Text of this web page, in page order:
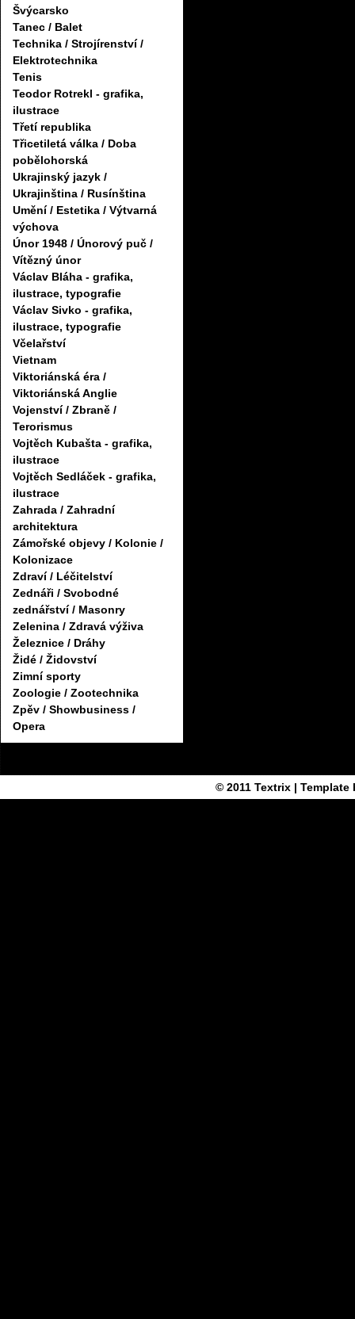
Švýcarsko
Tanec / Balet
Technika / Strojírenství /
Elektrotechnika
Tenis
Teodor Rotrekl - grafika,
ilustrace
Třetí republika
Třicetiletá válka / Doba
pobělohorská
Ukrajinský jazyk /
Ukrajinština / Rusínština
Umění / Estetika / Výtvarná
výchova
Únor 1948 / Únorový puč /
Vítězný únor
Václav Bláha - grafika,
ilustrace, typografie
Václav Sivko - grafika,
ilustrace, typografie
Včelařství
Vietnam
Viktoriánská éra /
Viktoriánská Anglie
Vojenství / Zbraně /
Terorismus
Vojtěch Kubašta - grafika,
ilustrace
Vojtěch Sedláček - grafika,
ilustrace
Zahrada / Zahradní
architektura
Zámořské objevy / Kolonie /
Kolonizace
Zdraví / Léčitelství
Zednáři / Svobodné
zednářství / Masonry
Zelenina / Zdravá výživa
Železnice / Dráhy
Židé / Židovství
Zimní sporty
Zoologie / Zootechnika
Zpěv / Showbusiness /
Opera
© 2011 Textrix| Template